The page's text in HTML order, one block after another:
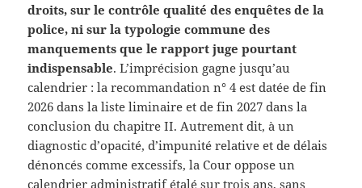
droits, sur le contrôle qualité des enquêtes de la
police, ni sur la typologie commune des
manquements que le rapport juge pourtant
indispensable. L’imprécision gagne jusqu’au
calendrier : la recommandation n° 4 est datée de fin
2026 dans la liste liminaire et de fin 2027 dans la
conclusion du chapitre II. Autrement dit, à un
diagnostic d’opacité, d’impunité relative et de délais
dénoncés comme excessifs, la Cour oppose un
calendrier administratif étalé sur trois ans, sans